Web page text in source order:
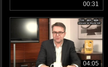
00:31
04:05